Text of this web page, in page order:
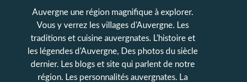
Auvergne une région magnifique à explorer.
Vous y verrez les villages d'Auvergne. Les
traditions et cuisine auvergnates. L'histoire et
les légendes d'Auvergne, Des photos du siècle
dernier. Les blogs et site qui parlent de notre
région. Les personnalités auvergnates. La